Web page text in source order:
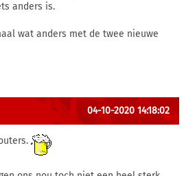
anders is.
wat anders met de twee nieuwe
04-10-2020 14:18:02